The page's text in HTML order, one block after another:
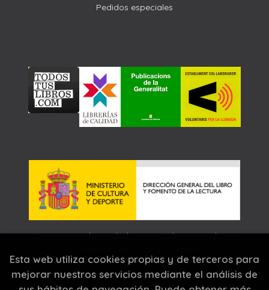
Pedidos especiales
Este proyecto ha recibido una ayuda extraordinaria
Esta web utiliza cookies propias y de terceros para
mejorar nuestros servicios mediante el análisis de